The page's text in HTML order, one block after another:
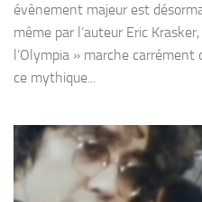
évènement majeur est
même par l’auteur Eric
l’Olympia » marche
ce mythique...